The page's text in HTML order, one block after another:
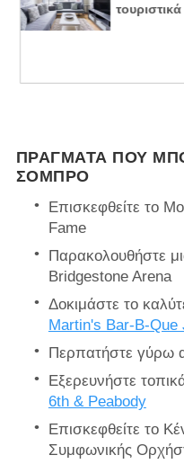
ΠΡΆΓΜΑΤΑ ΠΟΥ
ΣΌΜΠΡΟ
Επισκεφθείτε το
Fame
Παρακολουθήστε
Bridgestone Arena
Δοκιμάστε το
Martin's Bar-B-Que
Περπατήστε γύρω
Εξερευνήστε
6th & Peabody
Επισκεφθείτε το
Συμφωνικής